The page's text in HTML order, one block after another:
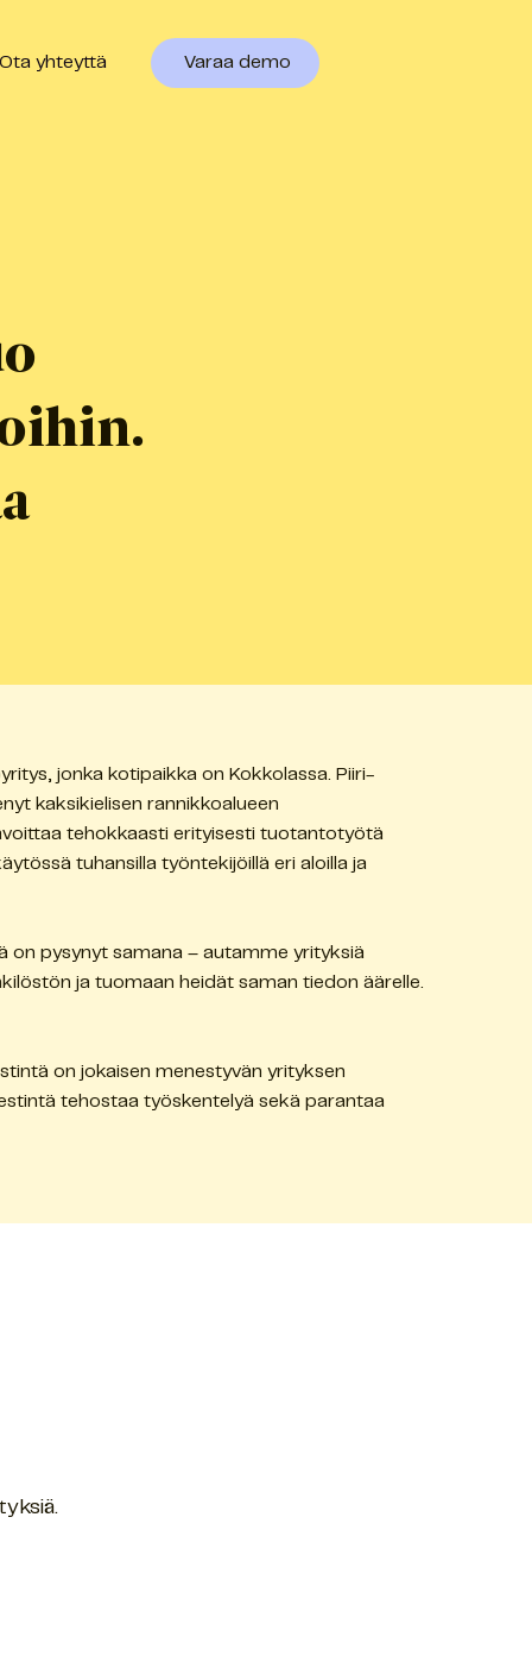
Ota yhteyttä Varaa demo
jonka kotipaikka on Kokkolassa. Piiri-
kaksikielisen rannikkoalueen
tehokkaasti erityisesti tuotantotyötä
tuhansilla työntekijöillä eri aloilla ja
on pysynyt samana – autamme yrityksiä
ja tuomaan heidät saman tiedon äärelle.
on jokaisen menestyvän yrityksen
tehostaa työskentelyä sekä parantaa